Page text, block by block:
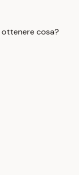
ottenere cosa?